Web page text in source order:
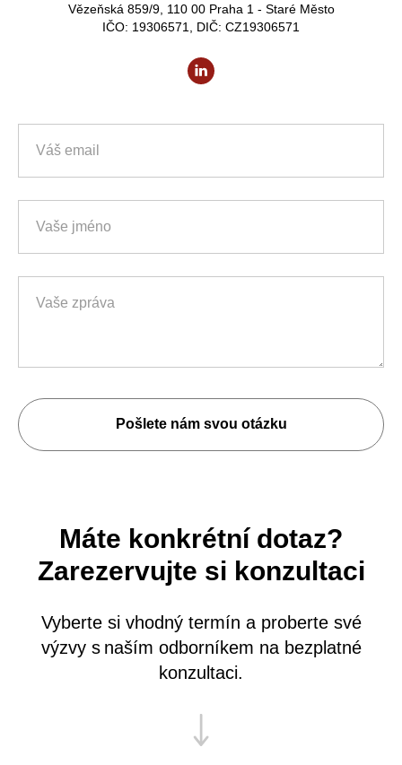
Vězeňská 859/9, 110 00 Praha 1 - Staré Město
IČO: 19306571, DIČ: CZ19306571
Váš email
Vaše jméno
Vaše zpráva
Pošlete nám svou otázku
Máte konkrétní dotaz?
Zarezervujte si konzultaci
Vyberte si vhodný termín a proberte své
výzvy s naším odborníkem na bezplatné
konzultaci.